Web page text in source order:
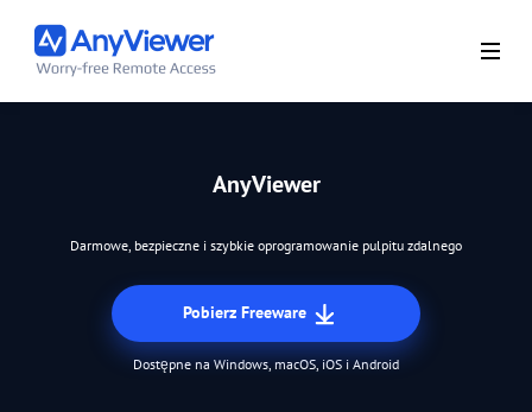
AnyViewer
Darmowe, bezpieczne i szybkie oprogramowanie pulpitu zdalnego
Pobierz Freeware
Dostępne na Windows, macOS, iOS i Android